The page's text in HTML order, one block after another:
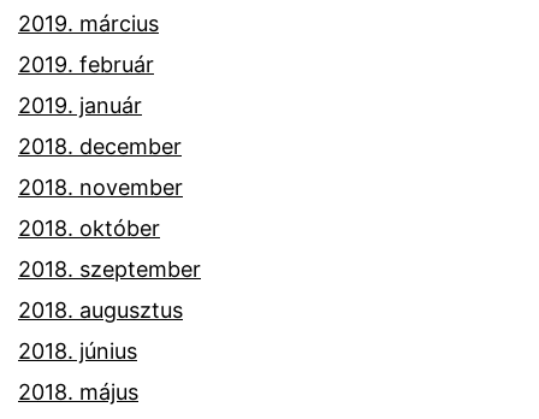
2019. március
2019. február
2019. január
2018. december
2018. november
2018. október
2018. szeptember
2018. augusztus
2018. június
2018. május